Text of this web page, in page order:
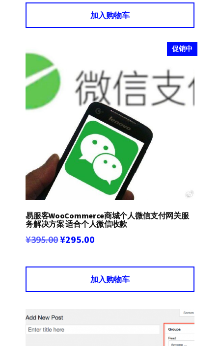
加入购物车
促销中
易服客WooCommerce商城个人微信支付网关服
务解决方案 适合个人微信收款
¥395.00原
为：
¥395.00。
¥295.00
价
格
加入购物车